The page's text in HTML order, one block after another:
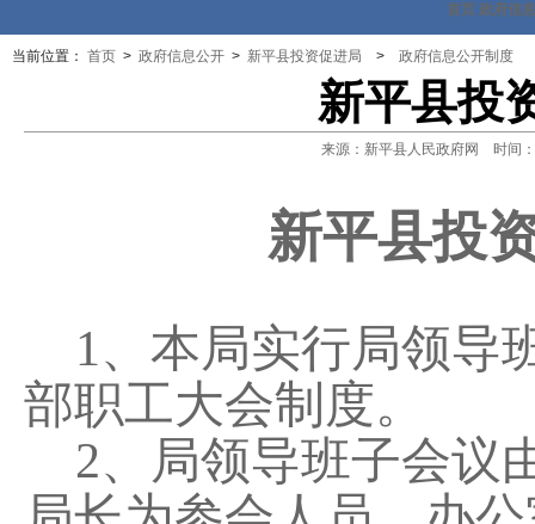
首页 政府信
当前位置： 首页 > 政府信息公开 > 新平县投资促进局 > 政府信息公开制度
新平县投
来源：新平县人民政府网 时间
新平县投
1、本局实行局领导
部职工大会制度。
2、局领导班子会议